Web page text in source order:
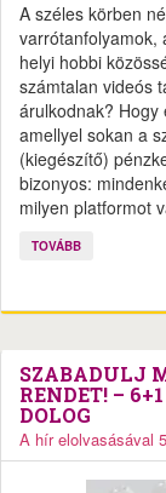
A széles körben
varrótanfolyamok,
helyi hobbi
számtalan videós
árulkodnak? Hogy
amellyel sokan a
(kiegészítő)
bizonyos:
milyen platformot
TOVÁBB
SZABADULJ
RENDET! –
DOLOG
A hír elolvasásával